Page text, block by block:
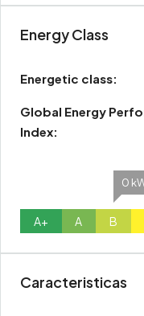
Energy Class
Energetic class:
Global Energy
Index:
A+ A
0
B
Caracteristicas